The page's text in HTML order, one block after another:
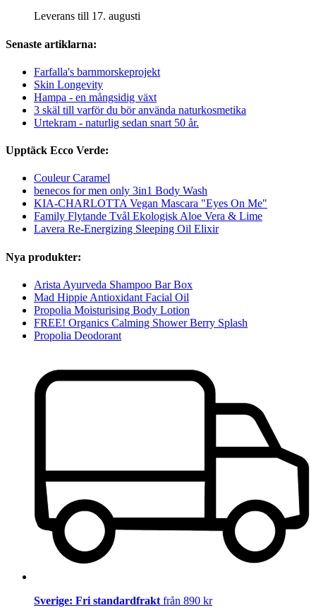
Leverans till 17. augusti
Senaste artiklarna:
Farfalla's barnmorskeprojekt
Skin Longevity
Hampa - en mångsidig växt
3 skäl till varför du bör använda naturkosmetika
Urtekram - naturlig sedan snart 50 år.
Upptäck Ecco Verde:
Couleur Caramel
benecos for men only 3in1 Body Wash
KIA-CHARLOTTA Vegan Mascara "Eyes On Me"
Family Flytande Tvål Ekologisk Aloe Vera & Lime
Lavera Re-Energizing Sleeping Oil Elixir
Nya produkter:
Arista Ayurveda Shampoo Bar Box
Mad Hippie Antioxidant Facial Oil
Propolia Moisturising Body Lotion
FREE! Organics Calming Shower Berry Splash
Propolia Deodorant
Sverige: Fri standardfrakt från 890 kr